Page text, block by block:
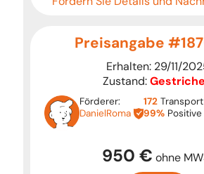
Preisangabe
Erhalten: 29/11/
Zustand:
Förderer:
DanielRoma
172
99%
950 € ohne